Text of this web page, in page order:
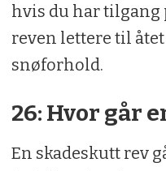
hvis du har tilgang
reven lettere til
snøforhold.
26: Hvor går
En skadeskutt rev